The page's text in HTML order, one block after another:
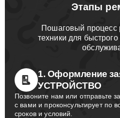
Этапы
Пошаговый процесс
техники для быстрого
1. Оформление
УСТРОЙСТВО
Позвоните нам или отправьте
с вами и проконсультирует по
сроков и условий.